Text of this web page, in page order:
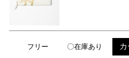
フリー 〇在庫あり